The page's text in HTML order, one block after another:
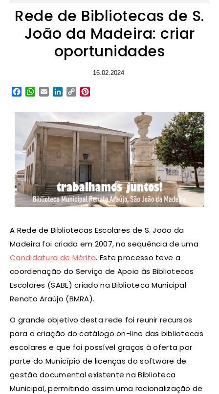
Rede de Bibliotecas de S.
João da Madeira: criar
oportunidades
16.02.2024
Facebook
WhatsApp
EmailLinkedIn
Copy
A Rede de Bibliotecas Escolares de S. João da
Madeira foi criada em 2007, na sequência de uma
Candidatura de Mérito. Este processo teve a
coordenação do Serviço de Apoio às Bibliotecas
Escolares (SABE) criado na Biblioteca Municipal
Renato Araújo (BMRA).
O grande objetivo desta rede foi reunir recursos
para a criação do catálogo on-line das bibliotecas
escolares e que foi possível graças à oferta por
parte do Município de licenças do software de
gestão documental existente na Biblioteca
Municipal, permitindo assim uma racionalização de